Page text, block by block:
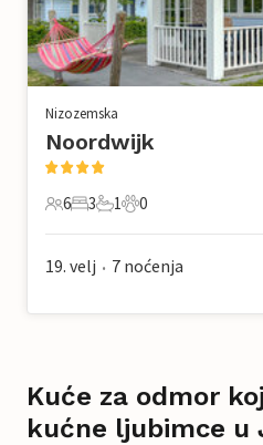
Nizozemska
Noordwijk
6 Gosti
6
3 Spavaće sobe
3
1 Kupaonica
1
0 Kućni ljubimac
0
19. velj • 7 noćenja
Kuće za odmor
kućne ljubimce u